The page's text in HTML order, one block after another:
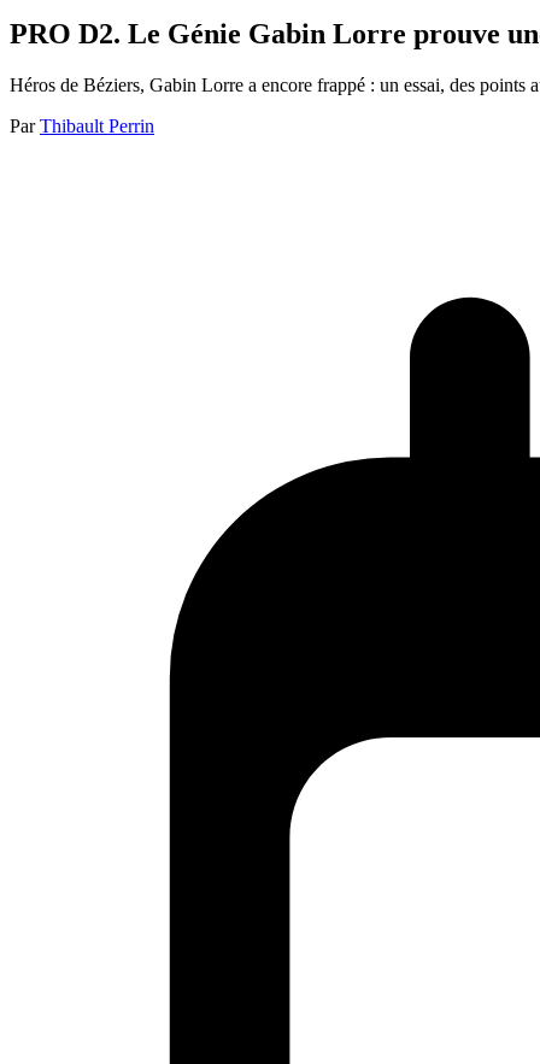
PRO D2. Le Génie Gabin Lorre prouve
Héros de Béziers, Gabin Lorre a encore frappé : un essai, des
Par Thibault Perrin